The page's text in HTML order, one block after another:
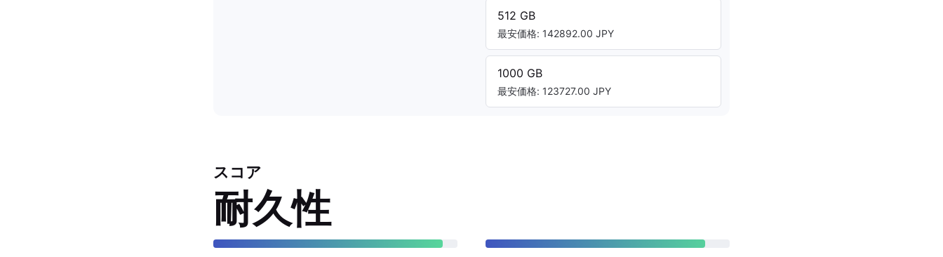
512 GB
最安価格: 142892.00 JPY
1000 GB
最安価格: 123727.00 JPY
スコア
耐久性